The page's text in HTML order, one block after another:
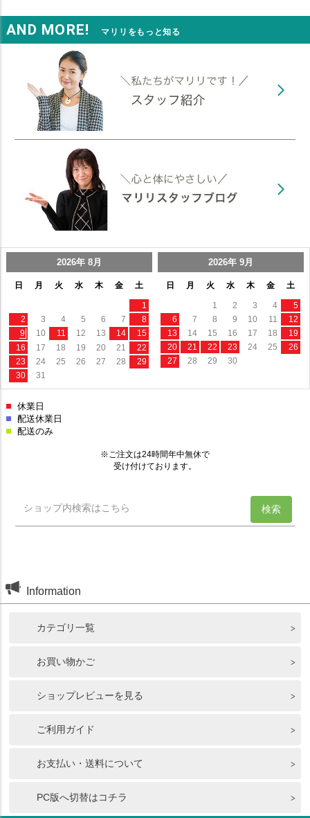
AND MORE! マリリをもっと知る
Information
カテゴリ一覧
お買い物かご
ショップレビューを見る
ご利用ガイド
お支払い・送料について
PC版へ切替はコチラ